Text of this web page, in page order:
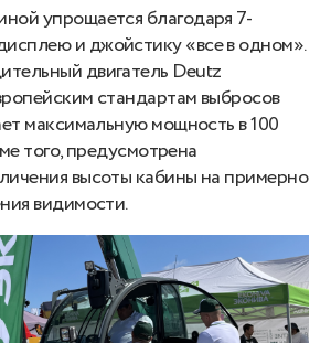
упрощается благодаря 7-
и джойстику «все в одном».
двигатель Deutz
стандартам выбросов
максимальную мощность в 100
того, предусмотрена
высоты кабины на примерно
видимости.